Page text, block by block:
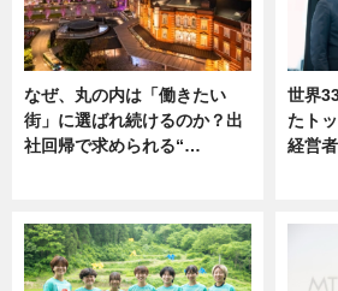
なぜ、丸の内は「働きたい
街」に選ばれ続けるのか？出
社回帰で求められる“…
世界
たト
経営